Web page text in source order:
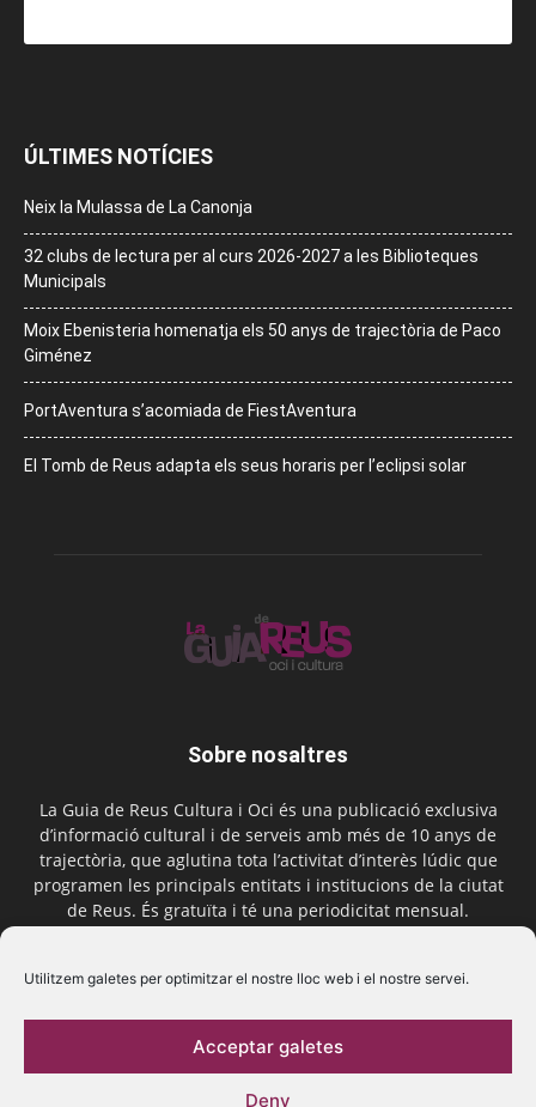
Utilitzem galetes per optimitzar el nostre lloc web i el nostre servei.
Acceptar galetes
Deny
ÚLTIMES NOTÍCIES
Neix la Mulassa de La Canonja
32 clubs de lectura per al curs 2026-2027 a les Biblioteques
Municipals
Moix Ebenisteria homenatja els 50 anys de trajectòria de Paco
Giménez
PortAventura s’acomiada de FiestAventura
El Tomb de Reus adapta els seus horaris per l’eclipsi solar
Sobre nosaltres
La Guia de Reus Cultura i Oci és una publicació exclusiva
d’informació cultural i de serveis amb més de 10 anys de
trajectòria, que aglutina tota l’activitat d’interès lúdic que
programen les principals entitats i institucions de la ciutat
de Reus. És gratuïta i té una periodicitat mensual.
Segueix-nos